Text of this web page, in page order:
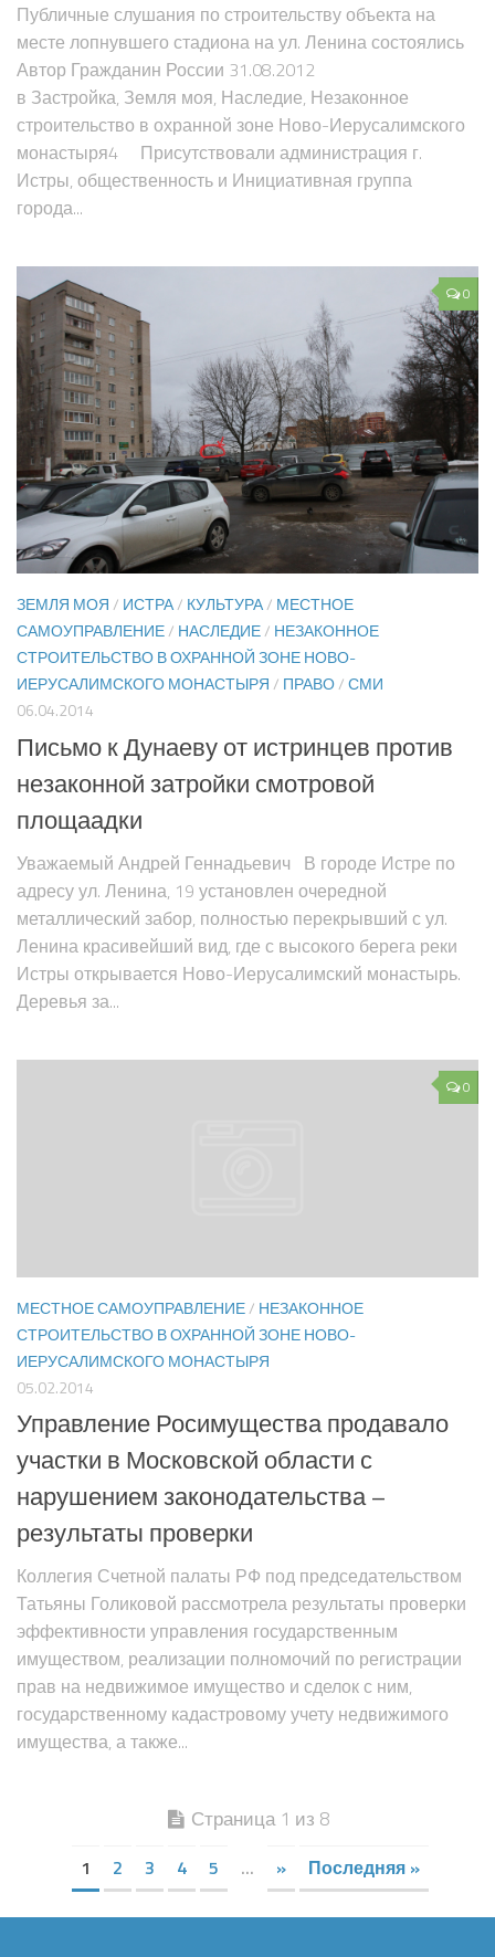
Публичные слушания по строительству объекта на
месте лопнувшего стадиона на ул. Ленина состоялись
Автор Гражданин России 31.08.2012
в Застройка, Земля моя, Наследие, Незаконное
строительство в охранной зоне Ново-Иерусалимского
монастыря4 Присутствовали администрация г.
Истры, общественность и Инициативная группа
города...
0
ЗЕМЛЯ МОЯ/ ИСТРА/ КУЛЬТУРА/ МЕСТНОЕ
САМОУПРАВЛЕНИЕ/ НАСЛЕДИЕ/ НЕЗАКОННОЕ
СТРОИТЕЛЬСТВО В ОХРАННОЙ ЗОНЕ НОВО-
ИЕРУСАЛИМСКОГО МОНАСТЫРЯ/ ПРАВО/СМИ
06.04.2014
Письмо к Дунаеву от истринцев против
незаконной затройки смотровой
площаадки
Уважаемый Андрей Геннадьевич В городе Истре по
адресу ул. Ленина, 19 установлен очередной
металлический забор, полностью перекрывший с ул.
Ленина красивейший вид, где с высокого берега реки
Истры открывается Ново-Иерусалимский монастырь.
Деревья за...
0
МЕСТНОЕ САМОУПРАВЛЕНИЕ/ НЕЗАКОННОЕ
СТРОИТЕЛЬСТВО В ОХРАННОЙ ЗОНЕ НОВО-
ИЕРУСАЛИМСКОГО МОНАСТЫРЯ
05.02.2014
Управление Росимущества продавало
участки в Московской области с
нарушением законодательства –
результаты проверки
Коллегия Счетной палаты РФ под председательством
Татьяны Голиковой рассмотрела результаты проверки
эффективности управления государственным
имуществом, реализации полномочий по регистрации
прав на недвижимое имущество и сделок с ним,
государственному кадастровому учету недвижимого
имущества, а также...
Страница 1 из 8
1 2 3 4 5 ... » Последняя »